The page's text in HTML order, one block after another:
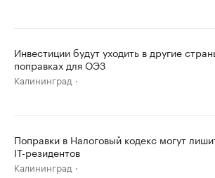
Инвестиции будут уходить в другие
поправках для ОЭЗ
Калининград
Поправки в Налоговый кодекс могут
IT-резидентов
Калининград